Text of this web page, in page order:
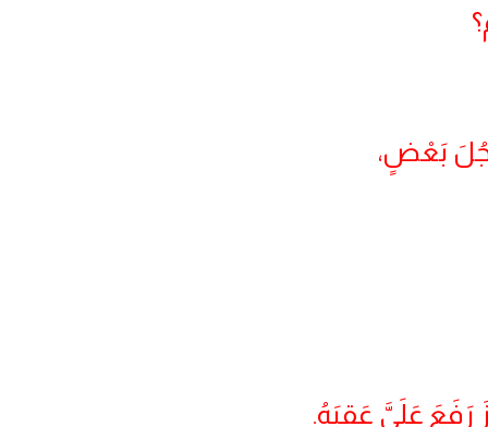
بَعْضٍ،
رَفَعَ عَلَيَّ عَقِبَهُ.